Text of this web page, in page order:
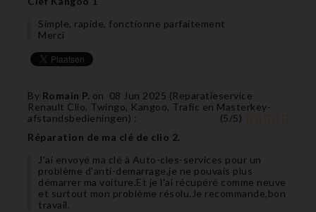
Simple, rapide, fonctionne parfaitement
Merci
By Romain P. on 08 Jun 2025 (Reparatieservice
Renault Clio, Twingo, Kangoo, Trafic en Masterkey-
afstandsbedieningen) : (5/5)
Réparation de ma clé de clio 2.
J'ai envoyé ma clé à Auto-cles-services pour un
problème d'anti-demarrage,je ne pouvais plus
démarrer ma voiture.Et je l'ai récupéré comme neuve
et surtout mon problème résolu.Je recommande,bon
travail.